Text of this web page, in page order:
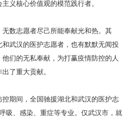
义核心价值观的模范践行者。
数志愿者尽己所能奉献光和热。其
武汉的医护志愿者，也有默默无闻投
们的无私奉献，为打赢疫情防控的人
了重大贡献。
期间，全国驰援湖北和武汉的医护志
吸、感染、重症等专业。仅武汉市，就